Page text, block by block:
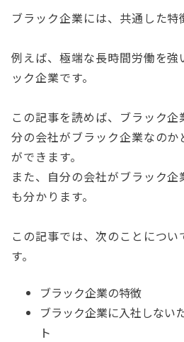
ブラック企業には、共通した特
例えば、極端な長時間労働を強
ック企業です。
この記事を読めば、ブラック
分の会社がブラック企業なのか
ができます。
また、自分の会社がブラック
も分かります。
この記事では、次のことにつ
す。
ブラック企業の特徴
ブラック企業に入社しない
ト